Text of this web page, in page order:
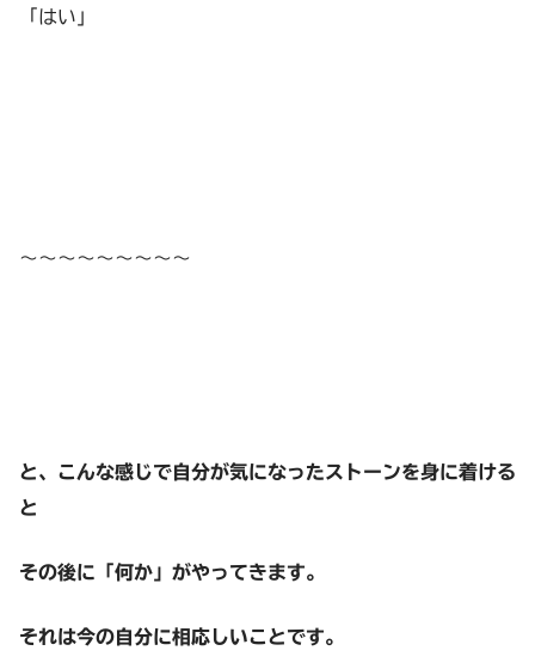
「はい」
～～～～～～～～～
と、こんな感じで自分が気になったストーンを身に着ける
と
その後に「何か」がやってきます。
それは今の自分に相応しいことです。